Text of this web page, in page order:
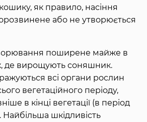
як правило, насіння
або не утворюється
поширене майже в
де вирощують соняшник.
всі органи рослин
вегетаційного періоду,
в кінці вегетації (в період
Найбільша шкідливість